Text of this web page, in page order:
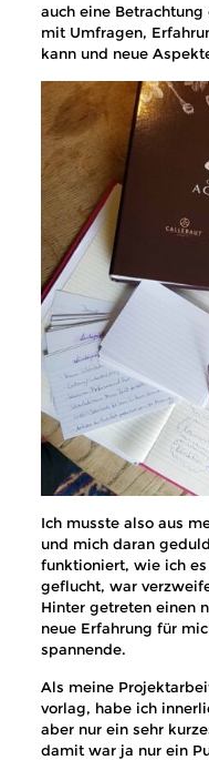
auch eine
mit Umfragen,
kann und neue
Ich musste also aus
und mich daran
funktioniert, wie ich
geflucht, war
Hinter getreten einen
neue Erfahrung für
spannende.
Als meine
vorlag, habe ich
aber nur ein sehr
damit war ja nur ein